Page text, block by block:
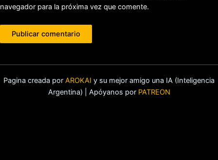
navegador para la próxima vez que comente.
Pagina creada por AROKAI y su mejor amigo una IA (Inteligencia
Argentina) | Apóyanos por PATREON